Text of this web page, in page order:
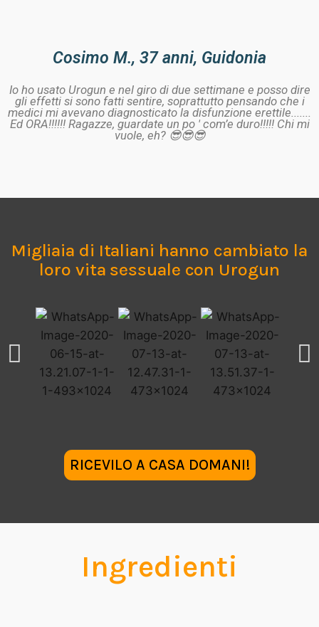
Cosimo M., 37 anni, Guidonia
Io ho usato Urogun e nel giro di due settimane e posso dire
gli effetti si sono fatti sentire, soprattutto pensando che i
medici mi avevano diagnosticato la disfunzione erettile.......
Ed ORA!!!!!! Ragazze, guardate un po ' com’e duro!!!!! Chi mi
vuole, eh? 😎😎😎
Migliaia di Italiani hanno cambiato la
loro vita sessuale con Urogun
RICEVILO A CASA DOMANI!
Ingredienti